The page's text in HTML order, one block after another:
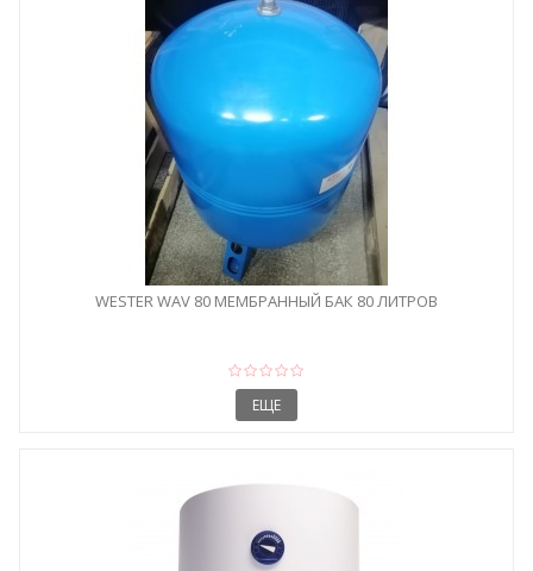
WESTER WAV 80 МЕМБРАННЫЙ БАК 80 ЛИТРОВ
ЕЩЕ